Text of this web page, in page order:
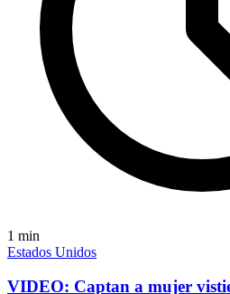
1 min
Estados Unidos
VIDEO: Captan a mujer